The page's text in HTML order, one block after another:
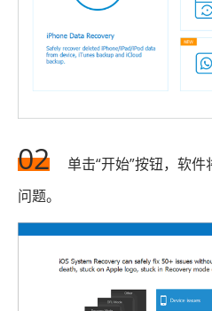
02
单击“开始”按钮，软
问题。